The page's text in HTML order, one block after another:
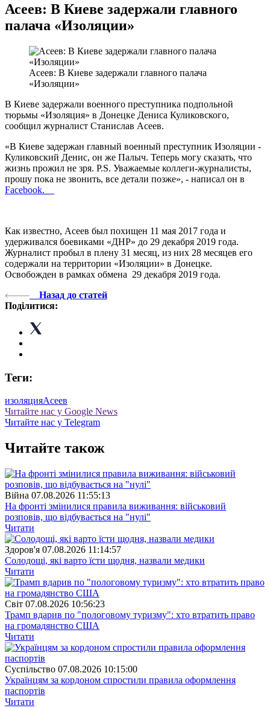
Асеев: В Киеве задержали главного
палача «Изоляции»
Асеев: В Киеве задержали главного палача
«Изоляции»
В Киеве задержали военного преступника подпольной
тюрьмы «Изоляция» в Донецке Дениса Куликовского,
сообщил журналист Станислав Асеев.
«В Киеве задержан главный военный преступник Изоляции -
Куликовский Денис, он же Палыч. Теперь могу сказать, что
жизнь прожил не зря. P.S. Уважаемые коллеги-журналисты,
прошу пока не звонить, все детали позже», - написал он в
Facebook.
Как известно, Асеев был похищен 11 мая 2017 года и
удерживался боевиками «ДНР» до 29 декабря 2019 года.
Журналист пробыл в плену 31 месяц, из них 28 месяцев его
содержали на территории «Изоляции» в Донецке.
Освобожден в рамках обмена 29 декабря 2019 года.
Назад до статей
Поділитися:
Теги:
изоляцияАсеев
Читайте нас у Google News
Читайте нас у Telegram
Читайте також
Війна 07.08.2026 11:55:13
На фронті змінилися правила виживання: військовий
розповів, що відбувається на "нулі"
Читати
Здоров'я 07.08.2026 11:14:57
Солодощі, які варто їсти щодня, назвали медики
Читати
Свiт 07.08.2026 10:56:23
Трамп вдарив по "пологовому туризму": хто втратить право
на громадянство США
Читати
Суспiльство 07.08.2026 10:15:00
Українцям за кордоном спростили правила оформлення
паспортів
Читати